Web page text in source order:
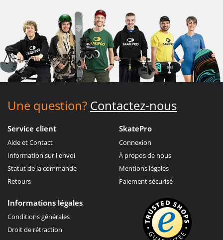
Une question? Contactez-nous
Service client
Aide et Contact
Information sur l'envoi
Statut de la commande
Retours
SkatePro
Connexion
À propos de nous
Mentions légales
Paiement sécurisé
Informations légales
Conditions générales
Droit de rétraction